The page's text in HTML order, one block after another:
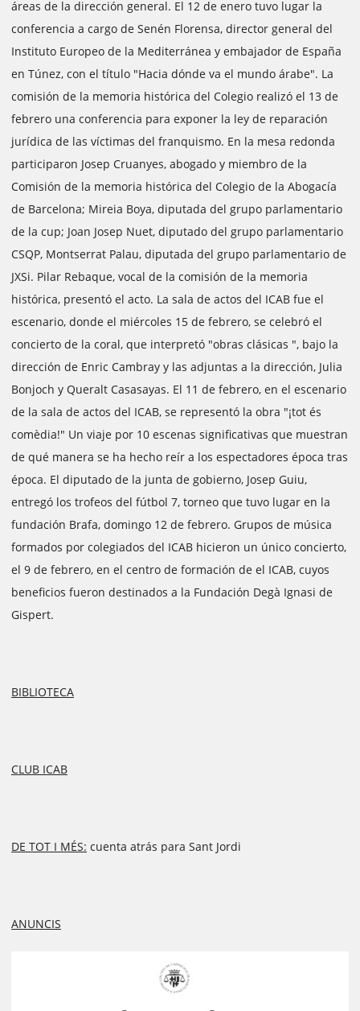
áreas de la dirección general. El 12 de enero tuvo lugar la
conferencia a cargo de Senén Florensa, director general del
Instituto Europeo de la Mediterránea y embajador de España
en Túnez, con el título "Hacia dónde va el mundo árabe". La
comisión de la memoria histórica del Colegio realizó el 13 de
febrero una conferencia para exponer la ley de reparación
jurídica de las víctimas del franquismo. En la mesa redonda
participaron Josep Cruanyes, abogado y miembro de la
Comisión de la memoria histórica del Colegio de la Abogacía
de Barcelona; Mireia Boya, diputada del grupo parlamentario
de la cup; Joan Josep Nuet, diputado del grupo parlamentario
CSQP, Montserrat Palau, diputada del grupo parlamentario de
JXSi. Pilar Rebaque, vocal de la comisión de la memoria
histórica, presentó el acto. La sala de actos del ICAB fue el
escenario, donde el miércoles 15 de febrero, se celebró el
concierto de la coral, que interpretó "obras clásicas ", bajo la
dirección de Enric Cambray y las adjuntas a la dirección, Julia
Bonjoch y Queralt Casasayas. El 11 de febrero, en el escenario
de la sala de actos del ICAB, se representó la obra "¡tot és
comèdia!" Un viaje por 10 escenas significativas que muestran
de qué manera se ha hecho reír a los espectadores época tras
época. El diputado de la junta de gobierno, Josep Guiu,
entregó los trofeos del fútbol 7, torneo que tuvo lugar en la
fundación Brafa, domingo 12 de febrero. Grupos de música
formados por colegiados del ICAB hicieron un único concierto,
el 9 de febrero, en el centro de formación de el ICAB, cuyos
beneficios fueron destinados a la Fundación Degà Ignasi de
Gispert.
BIBLIOTECA
CLUB ICAB
DE TOT I MÉS: cuenta atrás para Sant Jordi
ANUNCIS